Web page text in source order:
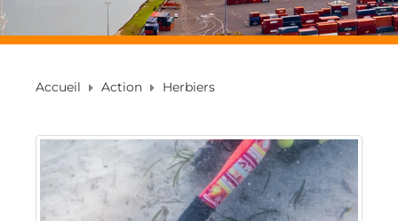
Accueil Action Herbiers